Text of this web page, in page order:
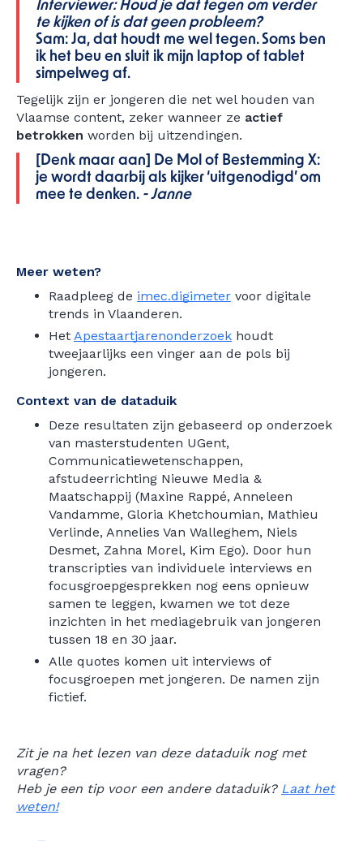
Interviewer: Houd je dat tegen om verder
te kijken of is dat geen probleem?
Sam: Ja, dat houdt me wel tegen. Soms ben
ik het beu en sluit ik mijn laptop of tablet
simpelweg af.
Tegelijk zijn er jongeren die net wel houden van
Vlaamse content, zeker wanneer ze actief
betrokken worden bij uitzendingen.
[Denk maar aan] De Mol of Bestemming X:
je wordt daarbij als kijker ‘uitgenodigd’ om
mee te denken. - Janne
Meer weten?
Raadpleeg de imec.digimeter voor digitale
trends in Vlaanderen.
Het Apestaartjarenonderzoek houdt
tweejaarlijks een vinger aan de pols bij
jongeren.
Context van de dataduik
Deze resultaten zijn gebaseerd op onderzoek
van masterstudenten UGent,
Communicatiewetenschappen,
afstudeerrichting Nieuwe Media &
Maatschappij (Maxine Rappé, Anneleen
Vandamme, Gloria Khetchoumian, Mathieu
Verlinde, Annelies Van Walleghem, Niels
Desmet, Zahna Morel, Kim Ego). Door hun
transcripties van individuele interviews en
focusgroepgesprekken nog eens opnieuw
samen te leggen, kwamen we tot deze
inzichten in het mediagebruik van jongeren
tussen 18 en 30 jaar.
Alle quotes komen uit interviews of
focusgroepen met jongeren. De namen zijn
fictief.
Zit je na het lezen van deze dataduik nog met
vragen?
Heb je een tip voor een andere dataduik? Laat het
weten!